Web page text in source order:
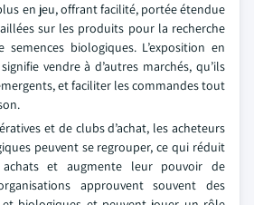
en jeu, offrant facilité, portée étendue
sur les produits pour la recherche
semences biologiques. L’exposition en
vendre à d’autres marchés, qu’ils
et faciliter les commandes tout
et de clubs d’achat, les acheteurs
peuvent se regrouper, ce qui réduit
et augmente leur pouvoir de
approuvent souvent des